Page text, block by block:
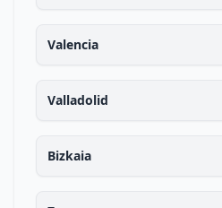
Valencia
Valladolid
Bizkaia